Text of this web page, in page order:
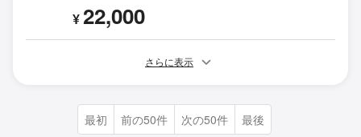
¥22,000
さらに表示
最初 前の50件 次の50件 最後